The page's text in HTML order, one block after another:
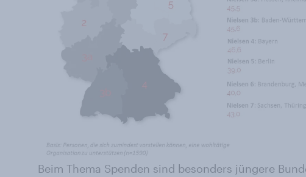
Beim Thema Spenden sind besonders jüngere